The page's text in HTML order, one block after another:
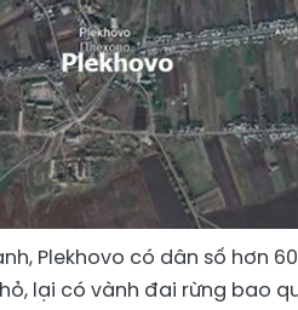
Plekhovo có dân số hơn
lại có vành đai rừng bao